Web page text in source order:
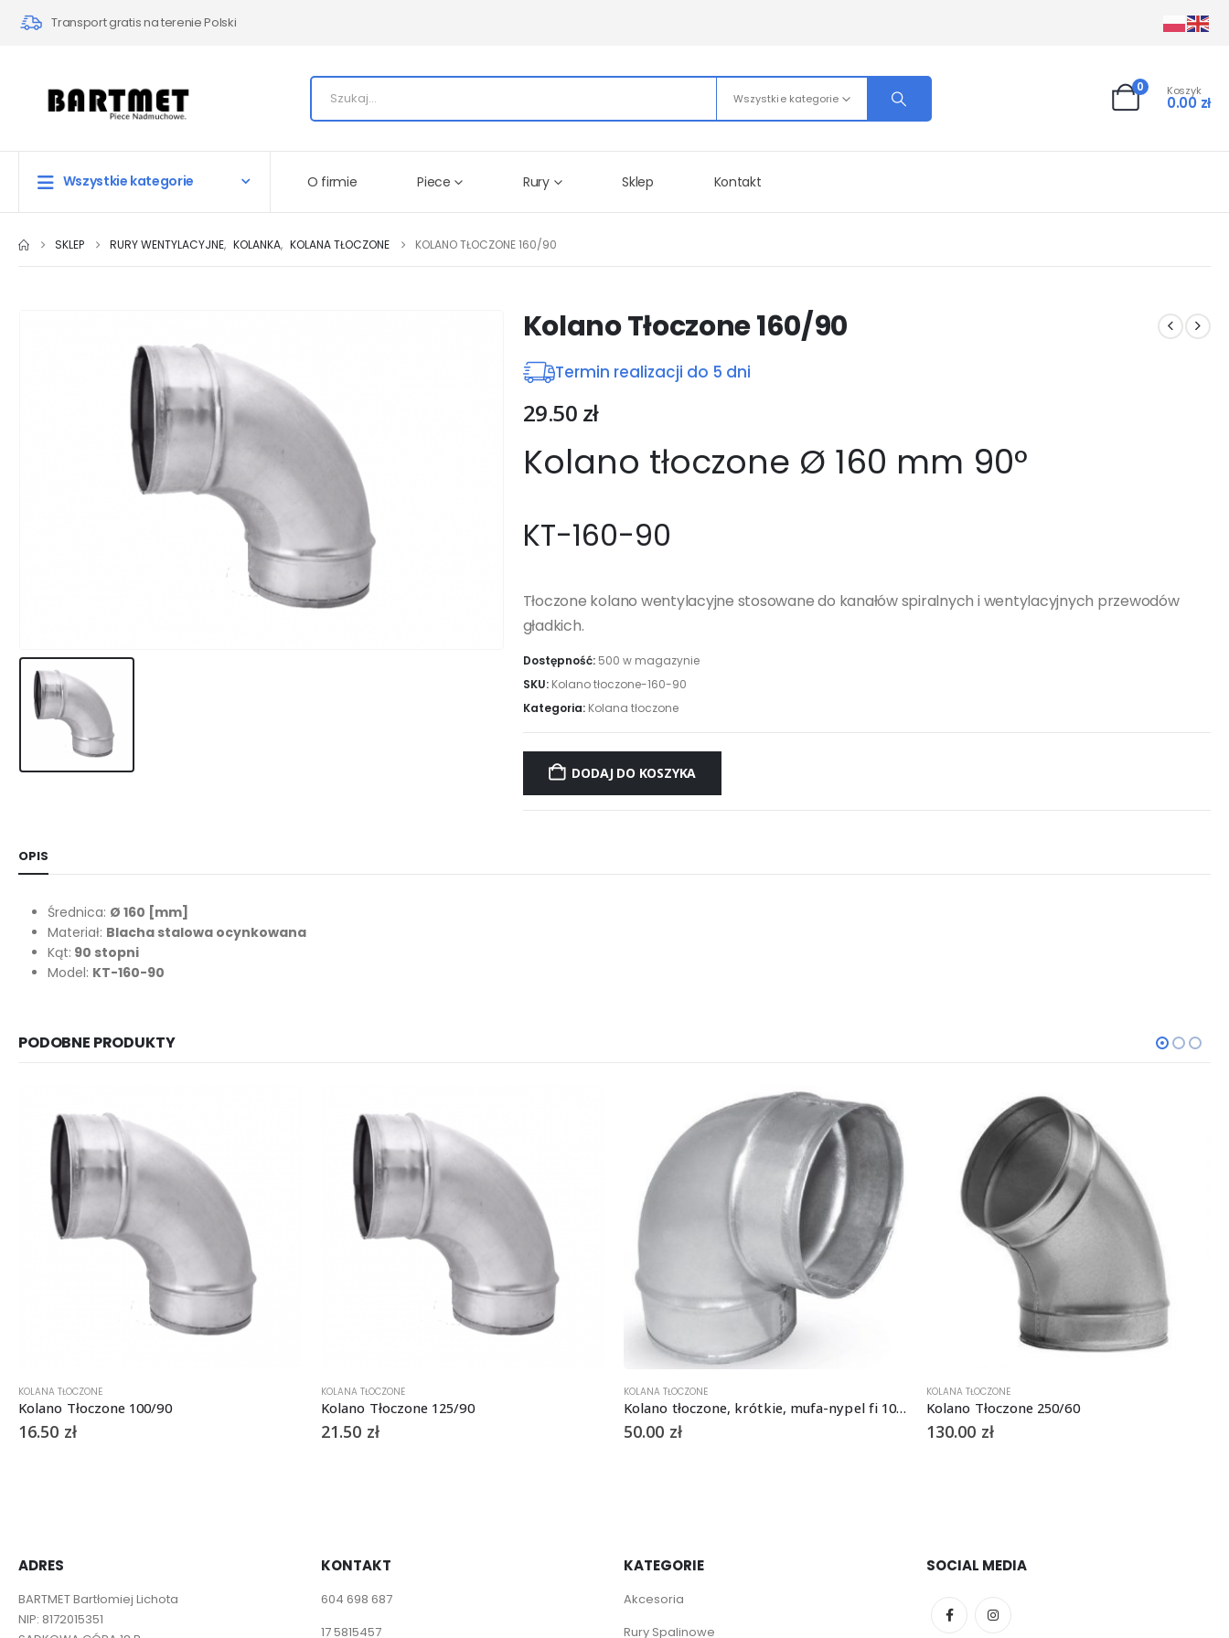
Transport gratis na terenie Polski
Wszystkie kategorie
0 Koszyk
0.00 zł
Wszystkie kategorie O firmie Piece Rury Sklep Kontakt
SKLEP RURY WENTYLACYJNE, KOLANKA, KOLANA TŁOCZONE KOLANO TŁOCZONE 160/90
Kolano Tłoczone 160/90
Termin realizacji do 5 dni
29.50 zł
Kolano tłoczone Ø 160 mm 90°
KT-160-90
Tłoczone kolano wentylacyjne stosowane do kanałów spiralnych i wentylacyjnych przewodów
gładkich.
Dostępność: 500 w magazynie
SKU: Kolano tłoczone-160-90
Kategoria: Kolana tłoczone
DODAJ DO KOSZYKA
OPIS
Średnica: Ø 160 [mm]
Materiał: Blacha stalowa ocynkowana
Kąt: 90 stopni
Model: KT-160-90
PODOBNE PRODUKTY
KOLANA TŁOCZONE
Kolano Tłoczone 100/90
16.50 zł
KOLANA TŁOCZONE
Kolano Tłoczone 125/90
21.50 zł
KOLANA TŁOCZONE
Kolano tłoczone, krótkie, mufa-nypel fi 100mm, 90st.
50.00 zł
KOLANA TŁOCZONE
Kolano Tłoczone 250/60
130.00 zł
ADRES
BARTMET Bartłomiej Lichota
NIP: 8172015351
KONTAKT
604 698 687
17 5815457
KATEGORIE
Akcesoria
Rury Spalinowe
SOCIAL MEDIA